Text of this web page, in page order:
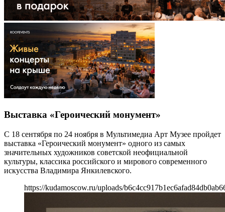
Выставка «Героический монумент»
С 18 сентября по 24 ноября в Мультимедиа Арт Музее пройдет
выставка «Героический монумент» одного из самых
значительных художников советской неофициальной
культуры, классика российского и мирового современного
искусства Владимира Янкилевского.
https://kudamoscow.ru/uploads/